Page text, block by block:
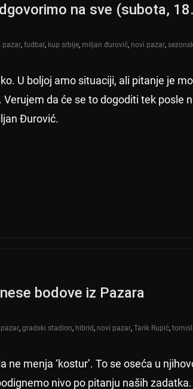
na sve (subota,
pazar, fudbal , kup srbije, miljan đurović, novi pazar,
U boljoj amo situaciji, ali pitanje je
da će se to dogoditi tek posle
Đurović.
bodove iz Pazara
, gradski stadion, hibrid, novi pazar, Tarik Rupić,
ne menja ‘kostur’. To se oseća u
nivo po pitanju naših zadatka.